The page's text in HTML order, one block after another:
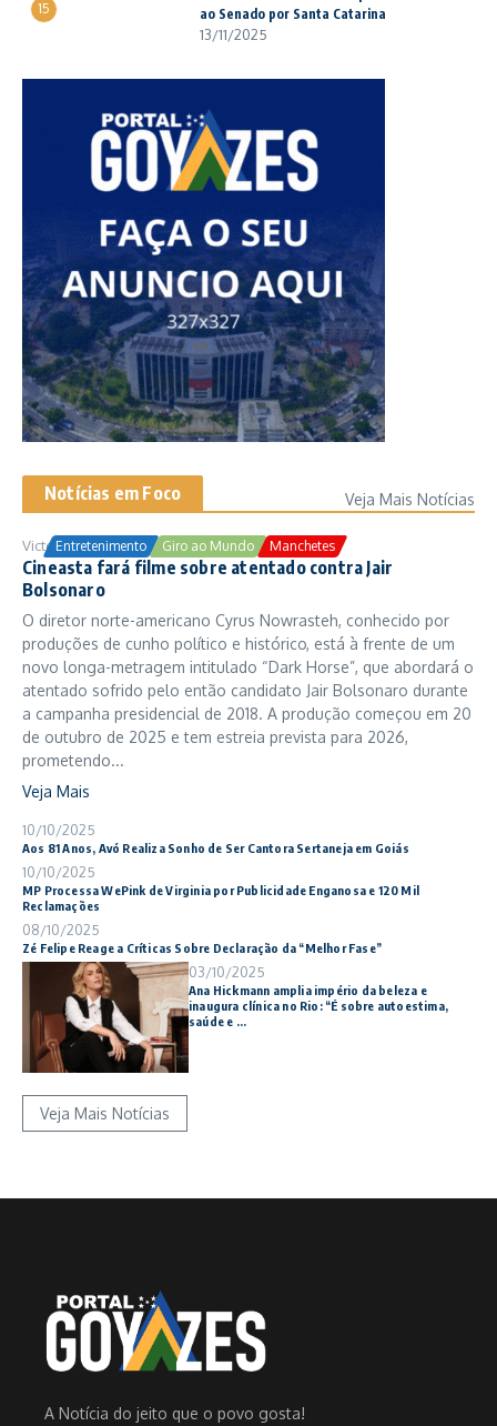
15
ao Senado por Santa Catarina
13/11/2025
Notícias em Foco Veja Mais Notícias
Entretenimento Giro ao Mundo Manchetes
Victor Samuel 24/10/2025
Cineasta fará filme sobre atentado contra Jair
Bolsonaro
O diretor norte-americano Cyrus Nowrasteh, conhecido por
produções de cunho político e histórico, está à frente de um
novo longa-metragem intitulado “Dark Horse”, que abordará o
atentado sofrido pelo então candidato Jair Bolsonaro durante
a campanha presidencial de 2018. A produção começou em 20
de outubro de 2025 e tem estreia prevista para 2026,
prometendo...
Veja Mais
10/10/2025
Aos 81 Anos, Avó Realiza Sonho de Ser Cantora Sertaneja em Goiás
10/10/2025
MP Processa WePink de Virginia por Publicidade Enganosa e 120 Mil
Reclamações
08/10/2025
Zé Felipe Reage a Críticas Sobre Declaração da “Melhor Fase”
03/10/2025
Ana Hickmann amplia império da beleza e
inaugura clínica no Rio: “É sobre autoestima,
saúde e ...
Veja Mais Notícias
A Notícia do jeito que o povo gosta!